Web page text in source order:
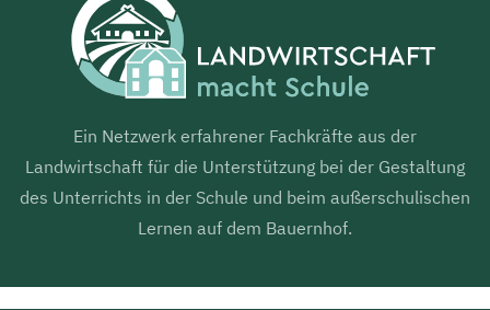
Ein Netzwerk erfahrener Fachkräfte aus der
Landwirtschaft für die Unterstützung bei der Gestaltung
des Unterrichts in der Schule und beim außerschulischen
Lernen auf dem Bauernhof.